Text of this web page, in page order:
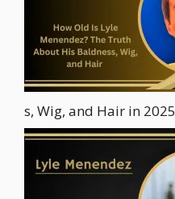
s, Wig, and Hair in 2025